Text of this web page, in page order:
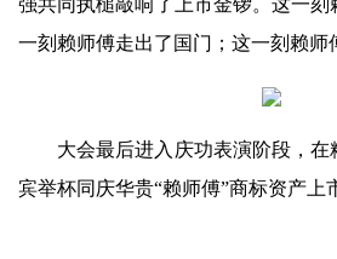
强共同执槌敲响了上市金锣。这一
一刻赖师傅走出了国门；这一刻赖师
大会最后进入庆功表演阶段，
宾举杯同庆华贵“赖师傅”商标资产上